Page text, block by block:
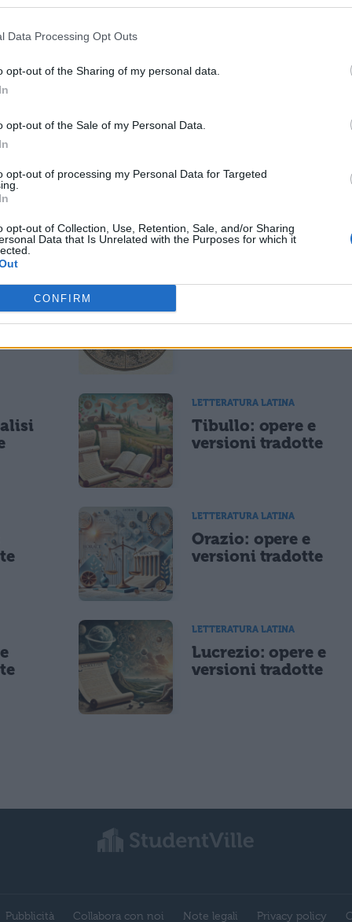
Data Processing Opt Outs
opt-out of the Sharing of my personal data.
opt-out of the Sale of my Personal Data.
opt-out of processing my Personal Data for Targeted
opt-out of Collection, Use, Retention, Sale, and/or Sharing
Data that Is Unrelated with the Purposes for which it
CONFIRM
per primo indisse un concilio in tutta la Gallia,
Allora andò con le legioni dai Senoni e
Subito i Senoni inviarono ambasciatori ai
concesse la grazia e accettò le scuse. I
ambasciatori e ostaggi e ottennero la stessa
concluse una grande trattativa e placò di
libro dell'Eneide
LETTERATURA LATINA
Tibullo: opere e
versioni tradotte
LETTERATURA LATINA
Orazio: opere e
versioni tradotte
LETTERATURA LATINA
Lucrezio: opere e
versioni tradotte
Pubblicità Collabora con noi Note legali Privacy policy